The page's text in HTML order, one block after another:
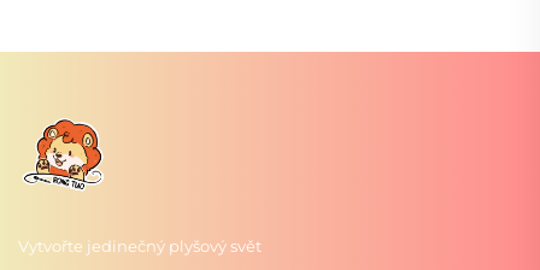
Vytvořte jedinečný plyšový svět